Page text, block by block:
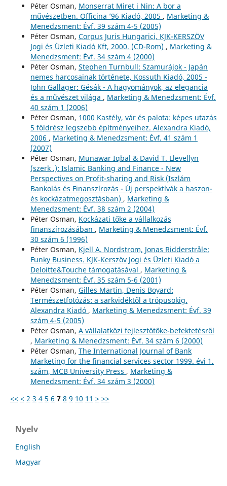
Péter Osman, Monserrat Miret i Nin: A bor a
művészetben. Officina ’96 Kiadó, 2005 , Marketing &
Menedzsment: Évf. 39 szám 4-5 (2005)
Péter Osman, Corpus Juris Hungarici, KJK-KERSZÖV
Jogi és Üzleti Kiadó Kft, 2000. (CD-Rom) , Marketing &
Menedzsment: Évf. 34 szám 4 (2000)
Péter Osman, Stephen Turnbull: Szamurájok - Japán
nemes harcosainak története, Kossuth Kiadó, 2005 -
John Gallager: Gésák - A hagyományok, az elegancia
és a művészet világa , Marketing & Menedzsment: Évf.
40 szám 1 (2006)
Péter Osman, 1000 Kastély, vár és palota: képes utazás
5 földrész legszebb építményeihez. Alexandra Kiadó,
2006 , Marketing & Menedzsment: Évf. 41 szám 1
(2007)
Péter Osman, Munawar Iqbal & David T. Llevellyn
(szerk .): Islamic Banking and Finance - New
Perspectives on Profit-sharing and Risk (Iszlám
Bankolás és Finanszírozás - Új perspektívák a haszon-
és kockázatmegosztásban) , Marketing &
Menedzsment: Évf. 38 szám 2 (2004)
Péter Osman, Kockázati tőke a vállalkozás
finanszírozásában , Marketing & Menedzsment: Évf.
30 szám 6 (1996)
Péter Osman, Kjell A. Nordstrom, Jonas Ridderstråle:
Funky Business. KJK-Kerszöv Jogi és Üzleti Kiadó a
Deloitte&Touche támogatásával , Marketing &
Menedzsment: Évf. 35 szám 5-6 (2001)
Péter Osman, Gilles Martin, Denis Boyard:
Természetfotózás: a sarkvidéktől a trópusokig.
Alexandra Kiadó , Marketing & Menedzsment: Évf. 39
szám 4-5 (2005)
Péter Osman, A vállalatközi fejlesztőtőke-befektetésről
, Marketing & Menedzsment: Évf. 34 szám 6 (2000)
Péter Osman, The International Journal of Bank
Marketing for the financial services sector 1999. évi 1.
szám, MCB University Press , Marketing &
Menedzsment: Évf. 34 szám 3 (2000)
<< < 2 3 4 5 6 7 8 9 10 11 > >>
Nyelv
English
Magyar